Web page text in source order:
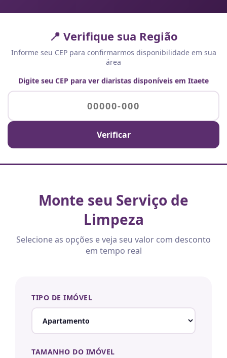
📍 Verifique sua Região
Informe seu CEP para confirmarmos disponibilidade em sua
área
Digite seu CEP para ver diaristas disponíveis em Itaete
Verificar
Monte seu Serviço de
Limpeza
Selecione as opções e veja seu valor com desconto
em tempo real
TIPO DE IMÓVEL
TAMANHO DO IMÓVEL